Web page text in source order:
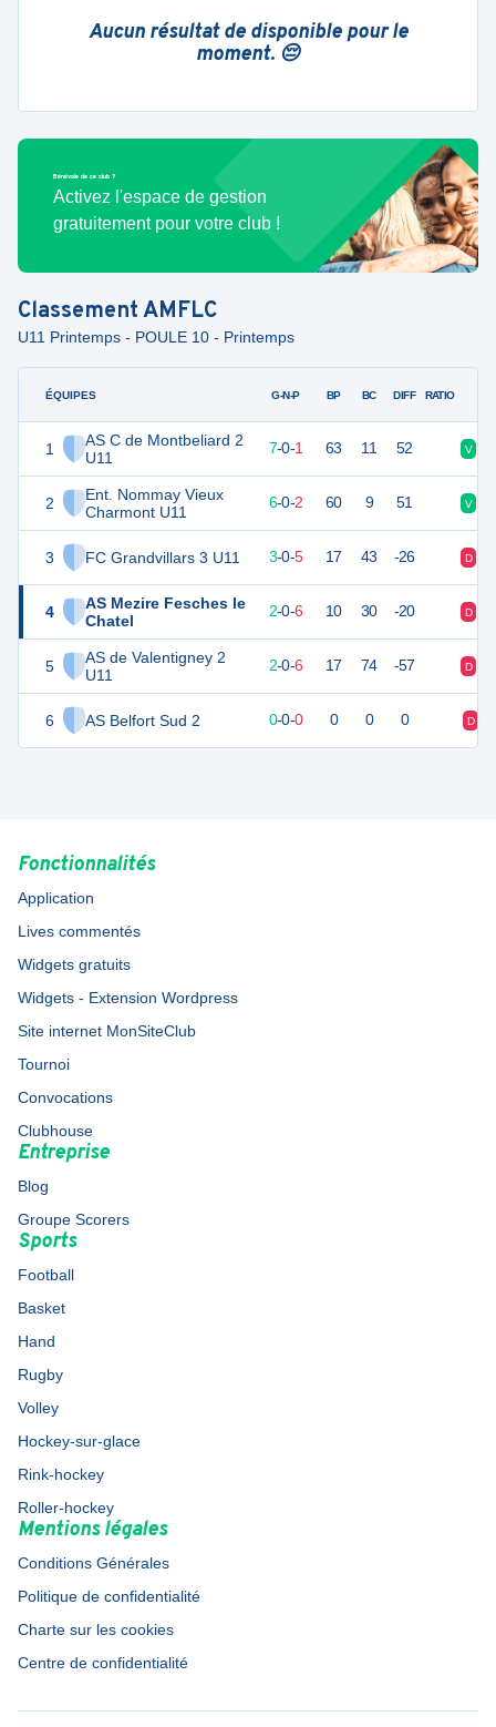
Aucun résultat de disponible pour le
moment. 😔
Bénévole de ce club ?
Activez l'espace de gestion
gratuitement pour votre club !
ClassementAMFLC
U11 Printemps - POULE 10 - Printemps
ÉQUIPES
1
AS C de Montbeliard 2
U11
2
Ent. Nommay Vieux
Charmont U11
3 FC Grandvillars 3 U11
4
AS Mezire Fesches le
Chatel
5
AS de Valentigney 2
U11
6 AS Belfort Sud 2
G-N-P BP BC DIFF RATIO
21 8 7-0-1 63 11 52 V
18 6-0-2 60 9 51 V
9 8 3-0-5 17 43 -26 D
6 8 2-0-6 10 30 -20 D
5 2-0-6 17 74 -57 D
0 0-0-0 0 0 0 D
Fonctionnalités
Application
Lives commentés
Widgets gratuits
Widgets - Extension Wordpress
Site internet MonSiteClub
Tournoi
Convocations
Clubhouse
Entreprise
Blog
Groupe Scorers
Sports
Football
Basket
Hand
Rugby
Volley
Hockey-sur-glace
Rink-hockey
Roller-hockey
Mentions légales
Conditions Générales
Politique de confidentialité
Charte sur les cookies
Centre de confidentialité